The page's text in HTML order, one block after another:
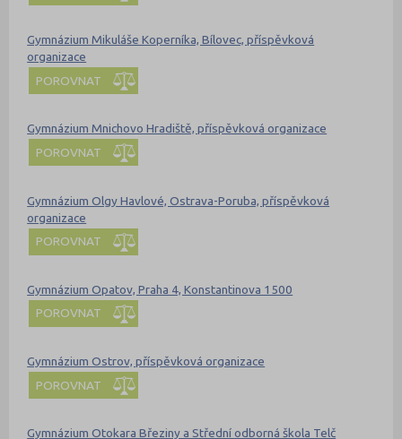
Gymnázium Mikuláše Koperníka, Bílovec, příspěvková
organizace
POROVNAT
Gymnázium Mnichovo Hradiště, příspěvková organizace
POROVNAT
Gymnázium Olgy Havlové, Ostrava-Poruba, příspěvková
organizace
POROVNAT
Gymnázium Opatov, Praha 4, Konstantinova 1500
POROVNAT
Gymnázium Ostrov, příspěvková organizace
POROVNAT
Gymnázium Otokara Březiny a Střední odborná škola Telč